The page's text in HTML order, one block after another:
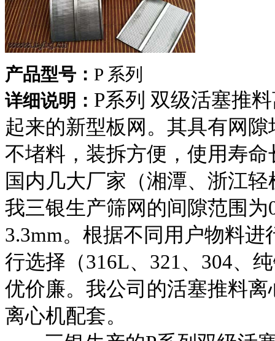
产品型号： P 系列
详细说明： P系列 双级活塞推
起来的新型板网。其具有网
不堵料，装拆方便，使用寿
国内几大厂家（湘潭、浙江
我三银生产筛网的间隙范围为
3.3mm。根据不同用户物料
行选择（316L、321、304、
优价廉。我公司的活塞推料
离心机配套。